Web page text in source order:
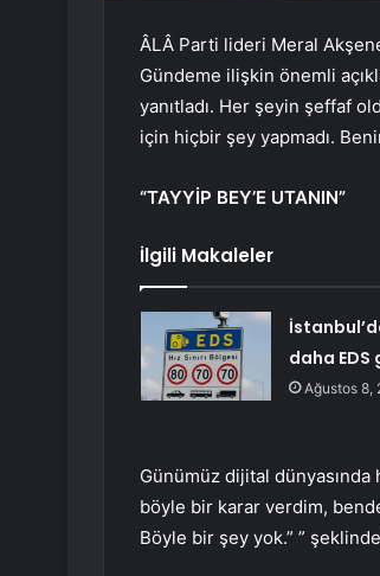
ÂLÂ Parti lideri Meral
Gündeme ilişkin önemli
yanıtladı. Her şeyin şeffaf
için hiçbir şey yapmadı.
“TAYYİP BEY’E UTANIN”
İlgili Makaleler
daha EDS
Ağustos 8,
Günümüz dijital dünyasında
böyle bir karar verdim,
Böyle bir şey yok.” ”